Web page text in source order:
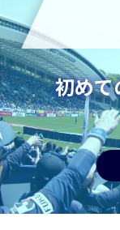
初めて